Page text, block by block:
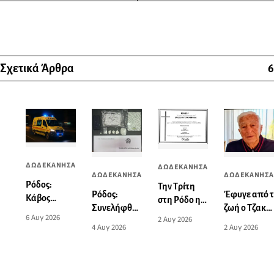
Σχετικά Άρθρα 6
ΔΩΔΕΚΑΝΗΣΑ
Ρόδος:
Κάβος
ώρα της
6 Αυγ 2026
ΔΩΔΕΚΑΝΗΣΑ
Ρόδος:
Συνελήφθη
αλλοδαπός
4 Αυγ 2026
ΔΩΔΕΚΑΝΗΣΑ
Την Τρίτη
στη Ρόδο η
ακολουθία
2 Αυγ 2026
ΔΩΔΕΚΑΝΗΣΑ
Έφυγε από
ζωή ο Τζακ
ένας από
2 Αυγ 2026